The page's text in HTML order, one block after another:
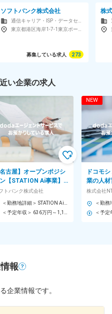
ソフトバンク株式会社
募集している求人 273
株
い企業の求人
名古屋】オープンポジシ
【STATION Ai事業】
最大級・オープンイノ
ーション拠点【K】
トバンク株式会社
NEW
ドコモ
業の人材
行支援◆
SEB003
株式会社
報
企業情報です。